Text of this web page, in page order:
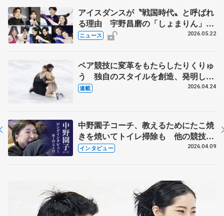
アイスダンスが〝戦国時代〟と呼ばれ
る理由 宇野昌磨の「しょまりん」ら
実力者が相次いで参戦 国内の競争激
ニュース 2026.05.22
ペア競技に変革をもたらしたりくりゅ
う 独自のスタイルを創造、発明した
【引退発表後②】
連載 2026.04.24
中野園子コーチ、教えるためにたこ焼
きを焼いてトイレ掃除も 他の競技に
も通用するという坂本花織の筋肉
インタビュー 2026.04.09